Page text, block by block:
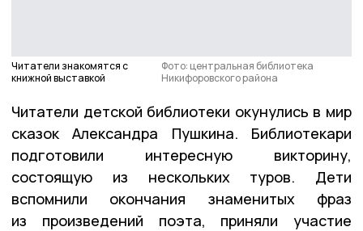
Читатели знакомятся с
книжной выставкой
Фото: центральная библиотека
Никифоровского района
Читатели детской библиотеки окунулись в мир
сказок Александра Пушкина. Библиотекари
подготовили интересную викторину,
состоящую из нескольких туров. Дети
вспомнили окончания знаменитых фраз
из произведений поэта, приняли участие